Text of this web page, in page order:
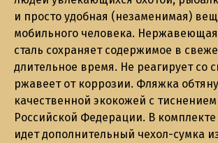
и просто удобная (незаменимая)
мобильного человека.
сталь сохраняет содержимое в
длительное время. Не реагирует со
ржавеет от коррозии. Фляжка
качественной экокожей с тиснением
Российской Федерации. В
идет дополнительный чехол-сумка